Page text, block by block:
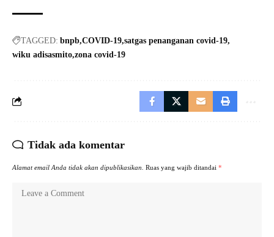
TAGGED: bnpb COVID-19 satgas penanganan covid-19
wiku adisasmito zona covid-19
Tidak ada komentar
Alamat email Anda tidak akan dipublikasikan. Ruas yang wajib ditandai *